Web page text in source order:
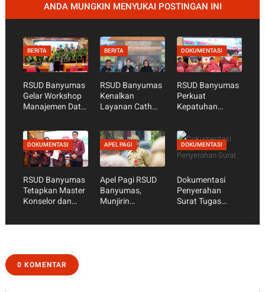
ANDA MUNGKIN MENYUKAI POSTINGAN INI
BERITA
RSUD Banyumas
Gelar Workshop
Manajemen Data
Dasar Perbaikan
Pelayanan
BERITA
RSUD Banyumas
Kenalkan
Layanan Cath
Lewat Warung
Tarsun RRI
Purwokerto
DOKUMENTASI
RSUD Banyumas
Perkuat
Kepatuhan
Jelang Penilaian
Ombudsman RI
DOKUMENTASI
RSUD Banyumas
Tetapkan Master
Konselor dan
Kesehatan
APEL PAGI
Apel Pagi RSUD
Banyumas,
Munjirin
DOKUMENTASI
Dokumentasi
Penyerahan
Surat Tugas
0 KOMENTAR